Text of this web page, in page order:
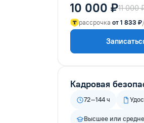
10 000 ₽11 000
рассрочка от 1 833 ₽
Кадровая
72–144 ч
Высшее или